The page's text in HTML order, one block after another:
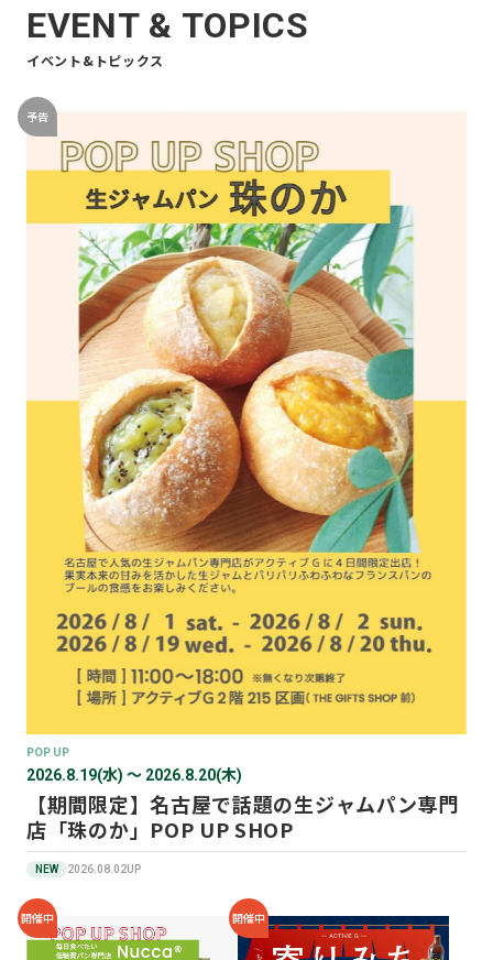
EVENT & TOPICS
イベント&トピックス
予告
POP UP
2026.8.19(水) 〜 2026.8.20(木)
【期間限定】名古屋で話題の生ジャムパン専門
店「珠のか」POP UP SHOP
NEW 2026.08.02UP
開催中 開催中